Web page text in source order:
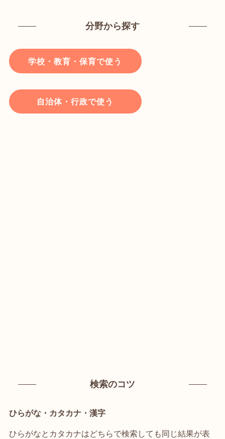
分野から探す
学校・教育・保育で使う
自治体・行政で使う
検索のコツ
ひらがな・カタカナ・漢字
ひらがなとカタカナはどちらで検索しても同じ結果が表